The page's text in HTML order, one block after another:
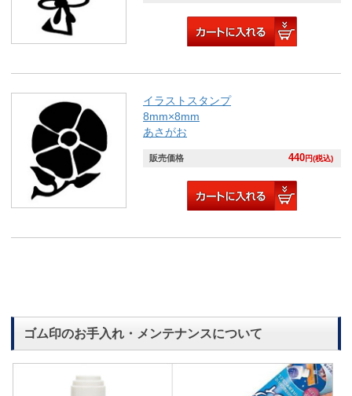
イラストスタンプ
8mm×8mm
あさがお
販売価格 440円(税込)
ゴム印のお手入れ・メンテナンスについて